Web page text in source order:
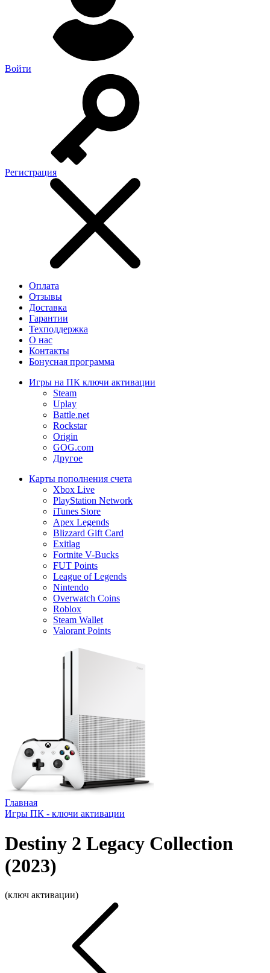
Войти
Регистрация
Оплата
Отзывы
Доставка
Гарантии
Техподдержка
О нас
Контакты
Бонусная программа
Игры на ПК ключи активации
Steam
Uplay
Battle.net
Rockstar
Origin
GOG.com
Другое
Карты пополнения счета
Xbox Live
PlayStation Network
iTunes Store
Apex Legends
Blizzard Gift Card
Exitlag
Fortnite V-Bucks
FUT Points
League of Legends
Nintendo
Overwatch Coins
Roblox
Steam Wallet
Valorant Points
Главная
Игры ПК - ключи активации
Destiny 2 Legacy Collection
(2023)
(ключ активации)